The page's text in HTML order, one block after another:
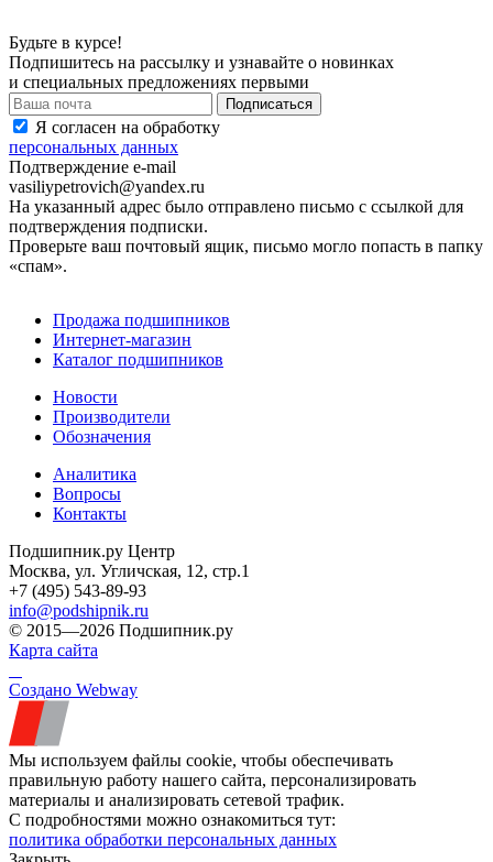
Будьте в курсе!
Подпишитесь на рассылку и узнавайте о новинках
и специальных предложениях первыми
Я согласен на обработку
персональных данных
Подтверждение e-mail
vasiliypetrovich@yandex.ru
На указанный адрес было отправлено письмо с ссылкой для
подтверждения подписки.
Проверьте ваш почтовый ящик, письмо могло попасть в папку
«спам».
Продажа подшипников
Интернет-магазин
Каталог подшипников
Новости
Производители
Обозначения
Аналитика
Вопросы
Контакты
Подшипник.ру Центр
Москва, ул. Угличская, 12, стр.1
+7 (495) 543-89-93
info@podshipnik.ru
© 2015—2026 Подшипник.ру
Карта сайта
Создано Webway
Мы используем файлы cookie, чтобы обеспечивать
правильную работу нашего сайта, персонализировать
материалы и анализировать сетевой трафик.
С подробностями можно ознакомиться тут:
политика обработки персональных данных